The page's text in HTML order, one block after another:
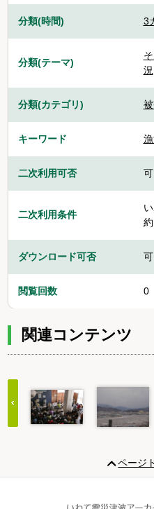
分類(時間) 3
分類(テーマ)
況
分類(カテゴリ)
キーワード
二次利用可否 可
二次利用条件
ダウンロード可否 可
閲覧回数 0
関連コンテンツ
20
ページ